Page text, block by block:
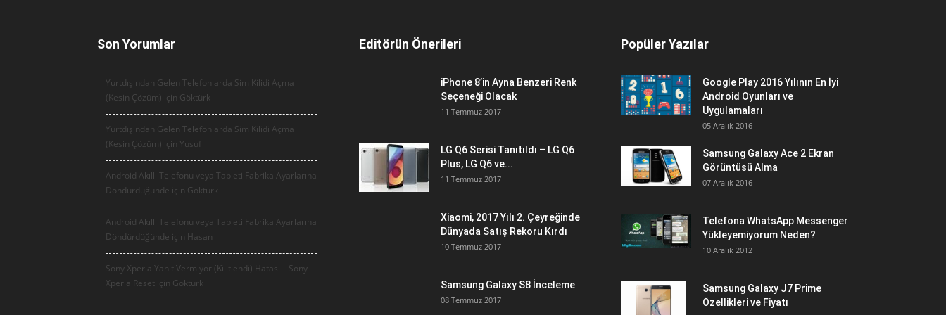
Son Yorumlar
Yurtdışından Gelen Telefonlarda Sim Kilidi Açma
(Kesin Çözüm) için Göktürk
Yurtdışından Gelen Telefonlarda Sim Kilidi Açma
(Kesin Çözüm) için Yusuf
Android Akıllı Telefonu veya Tableti Fabrika Ayarlarına
Döndürdüğünde için Göktürk
Android Akıllı Telefonu veya Tableti Fabrika Ayarlarına
Döndürdüğünde için Hasan
Sony Xperia Yanıt Vermiyor (Kilitlendi) Hatası – Sony
Xperia Reset için Göktürk
Editörün Önerileri
iPhone 8’in Ayna Benzeri Renk
Seçeneği Olacak
11 Temmuz 2017
LG Q6 Serisi Tanıtıldı – LG Q6
Plus, LG Q6 ve...
11 Temmuz 2017
Xiaomi, 2017 Yılı 2. Çeyreğinde
Dünyada Satış Rekoru Kırdı
10 Temmuz 2017
Samsung Galaxy S8 İnceleme
08 Temmuz 2017
Popüler Yazılar
Google Play 2016 Yılının En İyi
Android Oyunları ve
Uygulamaları
05 Aralık 2016
Samsung Galaxy Ace 2 Ekran
Görüntüsü Alma
07 Aralık 2016
Telefona WhatsApp Messenger
Yükleyemiyorum Neden?
10 Aralık 2012
Samsung Galaxy J7 Prime
Özellikleri ve Fiyatı